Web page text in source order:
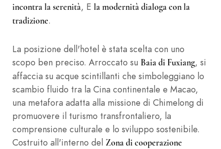
incontra la serenità, E la modernità dialoga con la
tradizione.
La posizione dell'hotel è stata scelta con uno
scopo ben preciso. Arroccato su Baia di Fuxiang, si
affaccia su acque scintillanti che simboleggiano lo
scambio fluido tra la Cina continentale e Macao,
una metafora adatta alla missione di Chimelong di
promuovere il turismo transfrontaliero, la
comprensione culturale e lo sviluppo sostenibile.
Costruito all'interno del Zona di cooperazione